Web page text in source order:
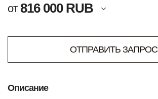
от 816 000 RUB
ОТПРАВИТЬ ЗАПРОС
Описание